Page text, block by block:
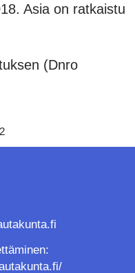
Asia on ratkaistu
(Dnro